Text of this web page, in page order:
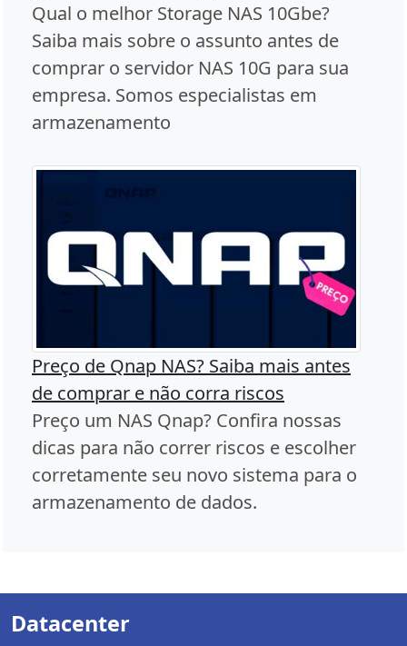
Qual o melhor Storage NAS 10Gbe?
Saiba mais sobre o assunto antes de
comprar o servidor NAS 10G para sua
empresa. Somos especialistas em
armazenamento
Preço de Qnap NAS? Saiba mais antes
de comprar e não corra riscos
Preço um NAS Qnap? Confira nossas
dicas para não correr riscos e escolher
corretamente seu novo sistema para o
armazenamento de dados.
Datacenter